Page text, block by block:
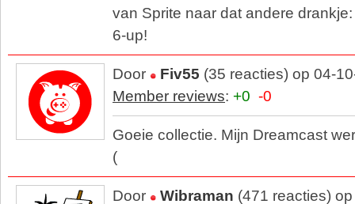
van Sprite naar dat andere drankje:
6-up!
Door Fiv55 (35 reacties) op 04-
Member reviews: +0 -0
Goeie collectie. Mijn Dreamcast
(
Door Wibraman (471 reacties)